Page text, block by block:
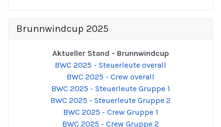
Brunnwindcup 2025
Aktueller Stand - Brunnwindcup
BWC 2025 - Steuerleute overall
BWC 2025 - Crew overall
BWC 2025 - Steuerleute Gruppe 1
BWC 2025 - Steuerleute Gruppe 2
BWC 2025 - Crew Gruppe 1
BWC 2025 - Crew Gruppe 2